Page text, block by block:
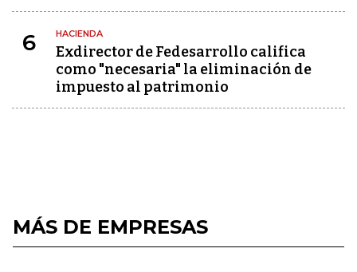
6 HACIENDA
Exdirector de Fedesarrollo califica
como "necesaria" la eliminación de
impuesto al patrimonio
MÁS DE EMPRESAS